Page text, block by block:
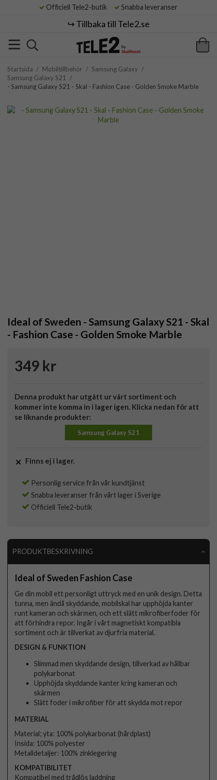
Officiell Tele2-butik Snabba leveranser
↪️ Tillbaka till Tele2.se
Startsida / Mobiltillbehör / Samsung Galaxy /
Samsung Galaxy S21
/
- Samsung Galaxy S21 - Skal - Fashion Case - Golden Smoke Marble
Ideal of Sweden - Samsung Galaxy S21 - Skal
- Fashion Case - Golden Smoke Marble
349 kr
Denna produkt har utgått ur vårt sortiment och
kommer inte komma in i lager igen. Klicka nedan för att
se liknande produkter:
Samsung Galaxy S21
Finns ej i lager.
Personlig service från vår kundtjänst
Snabba leveranser från vårt lager i Sverige
Officiell Tele2-butik
PRODUKTBESKRIVNING
Ideal of Sweden Fashion Case
Ge din mobil ett personligt uttryck med en unik design. Detta
tunna, men ändå skyddande, mobilskal har upphöjda kanter
runt kameran och skärmen, och ett slätt mikrofiberfoder för
att förhindra repor. Ingår i vårt magnetiskt kompatibla
sortiment och är tillverkat av djurfria material.
DESIGN & FUNKTION
Slimmad men skyddande design, tillverkad av hållbar
polykarbonat
Upphöjda skyddande kanter kring kameran och
skärmen
Slätt foder i mikrofiber för att skydda mot repor
MATERIAL
Material; yta: 100% polykarbonat (hårdplast)
Insida: 100% polyester
Metalldetaljer: 100% zinklegering
KOMPATIBILITET
Kompatibel med trådlös laddning